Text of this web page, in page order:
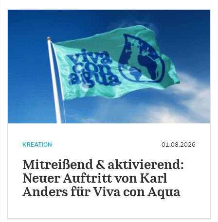
KREATION 01.08.2026
Mitreißend & aktivierend:
Neuer Auftritt von Karl
Anders für Viva con Aqua